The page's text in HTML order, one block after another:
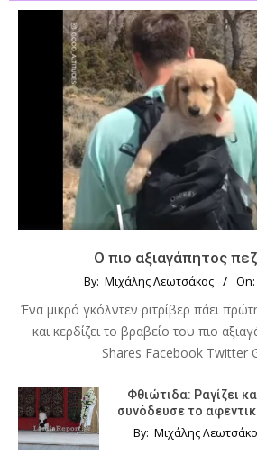
Ο πιο αξιαγάπητος
By: Μιχάλης Λεωτσάκος On:
Ένα μικρό γκόλντεν ριτρίβερ πάει
και κερδίζει το βραβείο του πιο
Shares Facebook Twitter
Φθιώτιδα: Ραγίζει
συνόδευσε το
By: Μιχάλης